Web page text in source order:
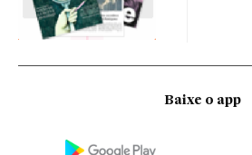
Baixe o app